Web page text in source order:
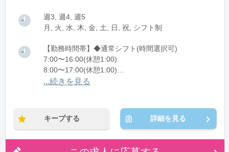
週3, 週4, 週5
月, 火, 水, 木, 金, 土, 日, 祝, シフト制
【勤務時間帯】◆通常シフト(時間選択可)
7:00〜16:00(休憩1:00)
8:00〜17:00(休憩1:00)
12:00〜21:00(休憩1:00)
...続きを見る
キープする 詳細を見る